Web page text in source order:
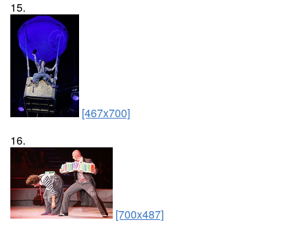
15.
[467x700]
16.
[700x487]